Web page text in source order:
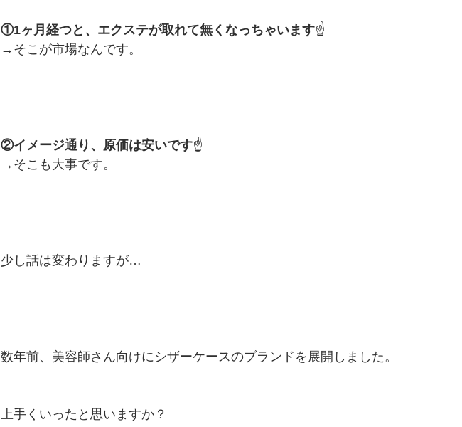
①1ヶ月経つと、エクステが取れて無くなっちゃいます☝️
→そこが市場なんです。
②イメージ通り、原価は安いです☝️
→そこも大事です。
少し話は変わりますが…
数年前、美容師さん向けにシザーケースのブランドを展開しました。
上手くいったと思いますか？